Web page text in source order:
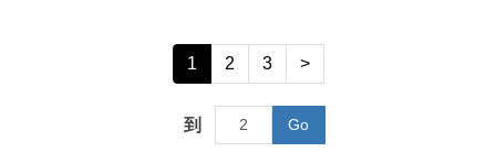
1 2 3 >
到 Go